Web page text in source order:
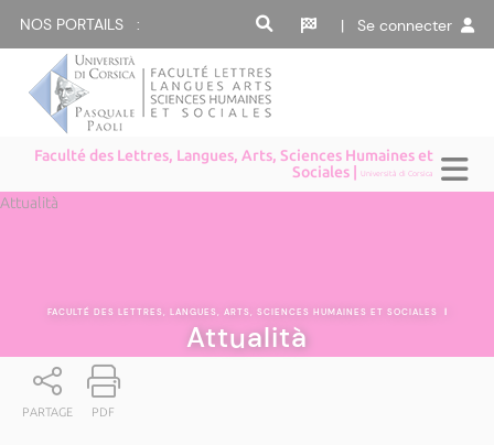
NOS PORTAILS : | Se connecter
Faculté des Lettres, Langues, Arts, Sciences Humaines et
Sociales |Università di Corsica
Attualità
FACULTÉ DES LETTRES, LANGUES, ARTS, SCIENCES HUMAINES ET SOCIALES |
Attualità
PARTAGE PDF